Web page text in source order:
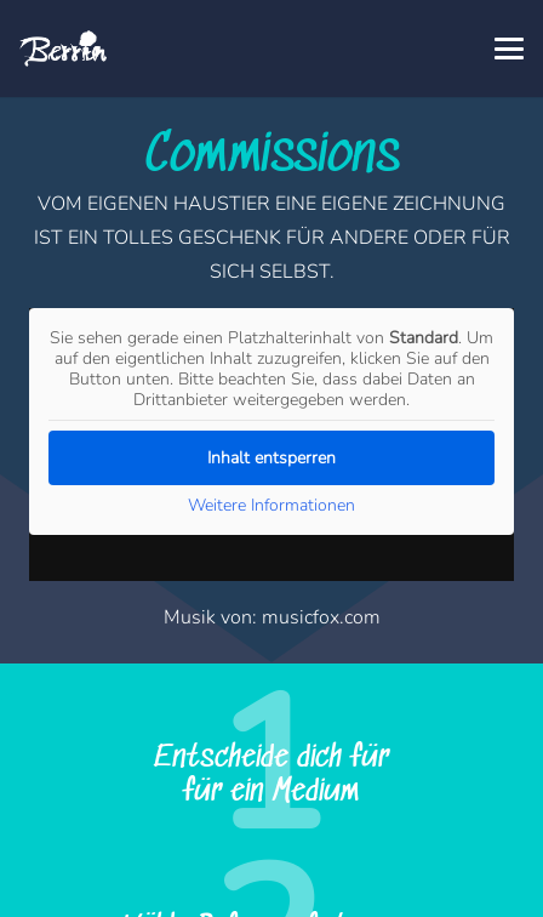
Commissions
VOM EIGENEN HAUSTIER EINE EIGENE ZEICHNUNG
IST EIN TOLLES GESCHENK FÜR ANDERE ODER FÜR
SICH SELBST.
Sie sehen gerade einen Platzhalterinhalt von Standard. Um
auf den eigentlichen Inhalt zuzugreifen, klicken Sie auf den
Button unten. Bitte beachten Sie, dass dabei Daten an
Drittanbieter weitergegeben werden.
Inhalt entsperren
Weitere Informationen
Musik von: musicfox.com
1
Entscheide dich für
für ein Medium